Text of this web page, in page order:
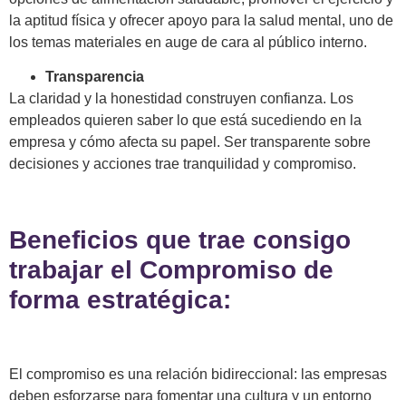
la aptitud física y ofrecer apoyo para la salud mental, uno de
los temas materiales en auge de cara al público interno.
Transparencia
La claridad y la honestidad construyen confianza. Los
empleados quieren saber lo que está sucediendo en la
empresa y cómo afecta su papel. Ser transparente sobre
decisiones y acciones trae tranquilidad y compromiso.
Beneficios que trae consigo
trabajar el Compromiso de
forma estratégica:
El compromiso es una relación bidireccional: las empresas
deben esforzarse para fomentar una cultura y un entorno